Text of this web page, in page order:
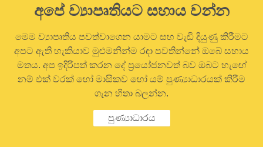
අපේ ව්‍යාපෘතියට සහාය වන්න
මෙම ව්‍යාපෘතිය පවත්වාගෙන යාමට සහ වැඩි දියුණු කිරීමට
අපට ඇති හැකියාව මුළුමනින්ම රඳා පවතින්නේ ඔබේ සහාය
මතය. අප ඉදිරිපත් කරන දේ ප්‍රයෝජනවත් බව ඔබට හැඟේ
නම් එක් වරක් හෝ මාසිකව හෝ යම් පුණ්‍යාධාරයක් කිරීම
ගැන හිතා බලන්න.
පුණ්‍යාධාරය